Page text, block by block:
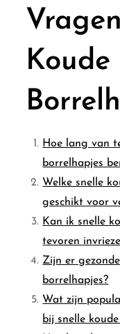
Koude
Hoe lang van
borrelhapjes
Welke snelle
geschikt voor
Kan ik snelle
tevoren
Zijn er
borrelhapjes?
Wat zijn
bij snelle